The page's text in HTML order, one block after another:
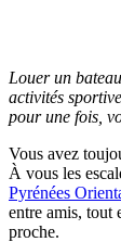
Louer un
activités
pour une fois,
Vous avez
À vous les
Pyrénées
entre amis, tout
proche.